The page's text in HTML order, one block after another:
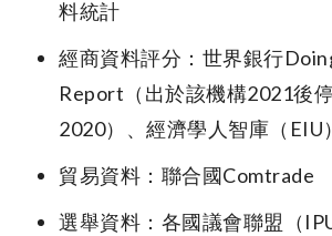
料統計
經商資料評分：世界銀行
Report（出於該機構2021後
2020）、經濟學人智庫（EIU）
貿易資料：聯合國Comtrade
選舉資料：各國議會聯盟（